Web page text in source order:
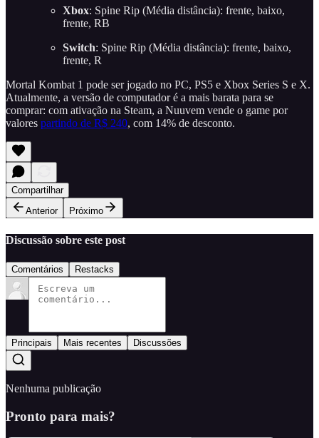
Xbox: Spine Rip (Média distância): frente, baixo,
frente, RB
Switch: Spine Rip (Média distância): frente, baixo,
frente, R
Mortal Kombat 1 pode ser jogado no PC, PS5 e Xbox Series S e X.
Atualmente, a versão de computador é a mais barata para se
comprar: com ativação na Steam, a Nuuvem vende o game por
valores partindo de R$ 240, com 14% de desconto.
Compartilhar
Anterior
Próximo
Discussão sobre este post
Comentários Restacks
Principais Mais recentes Discussões
Nenhuma publicação
Pronto para mais?